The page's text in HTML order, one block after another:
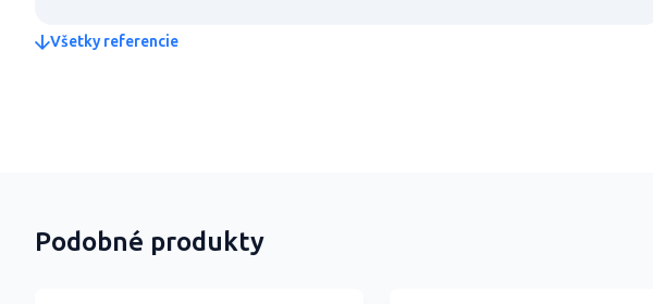
Všetky referencie
Podobné produkty